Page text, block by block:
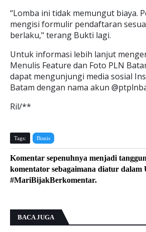
“Lomba ini tidak memungut biaya.
mengisi formulir pendaftaran
berlaku," terang Bukti lagi.
Untuk informasi lebih lanjut
Menulis Feature dan Foto PLN
dapat mengunjungi media sosial
Batam dengan nama akun
Ril/**
Tags: Bisnis
Komentar sepenuhnya menjadi
komentator sebagaimana diatur dalam
#MariBijakBerkomentar.
BACA JUGA